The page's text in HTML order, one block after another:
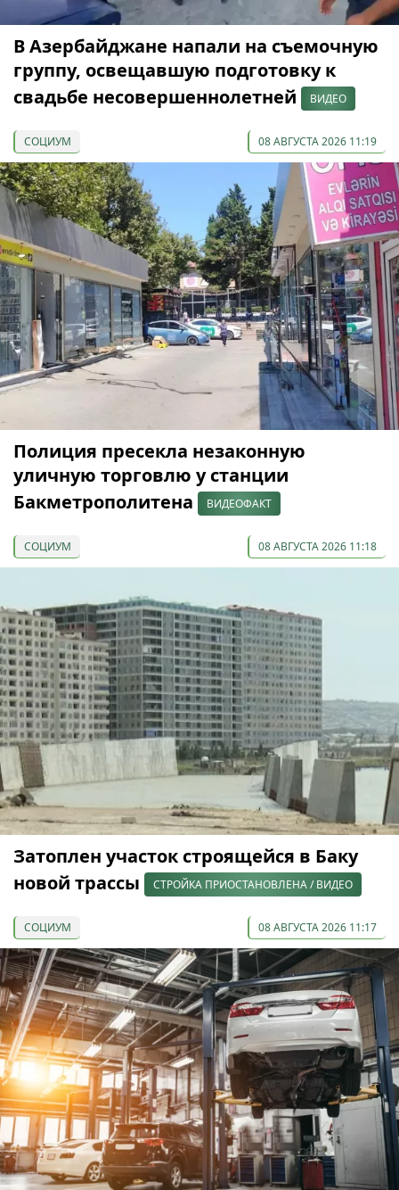
В Азербайджане напали на съемочную
группу, освещавшую подготовку к
свадьбе несовершеннолетней
ВИДЕО
СОЦИУМ 08 АВГУСТА 2026 11:19
Полиция пресекла незаконную
уличную торговлю у станции
Бакметрополитена
ВИДЕОФАКТ
СОЦИУМ 08 АВГУСТА 2026 11:18
Затоплен участок строящейся в Баку
новой трассы
СТРОЙКА ПРИОСТАНОВЛЕНА / ВИДЕО
СОЦИУМ 08 АВГУСТА 2026 11:17